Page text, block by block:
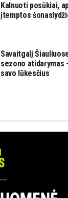
Kalnuoti posūkiai,
įtemptos
Savaitgalį
sezono
savo lūkesčius